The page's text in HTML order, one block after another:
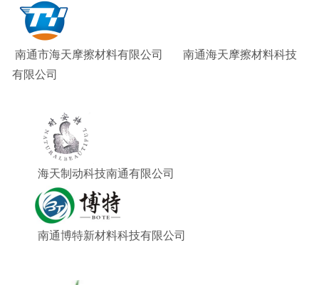
南通市海天摩擦材料有限公司
南通海天摩擦材料科技
有限公司
海天制动科技南通有限公司
南通博特新材料科技有限公司